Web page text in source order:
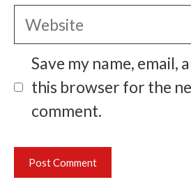
Website
Save my name, email,
this browser for the
comment.